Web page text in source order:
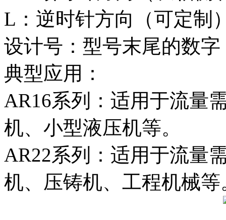
L‌：逆时针方向（可定制
设计号‌：型号末尾的数
典型应用‌：
AR16系列‌：适用于流量
机、小型液压机等。
AR22系列‌：适用于流量
机、压铸机、工程机械等